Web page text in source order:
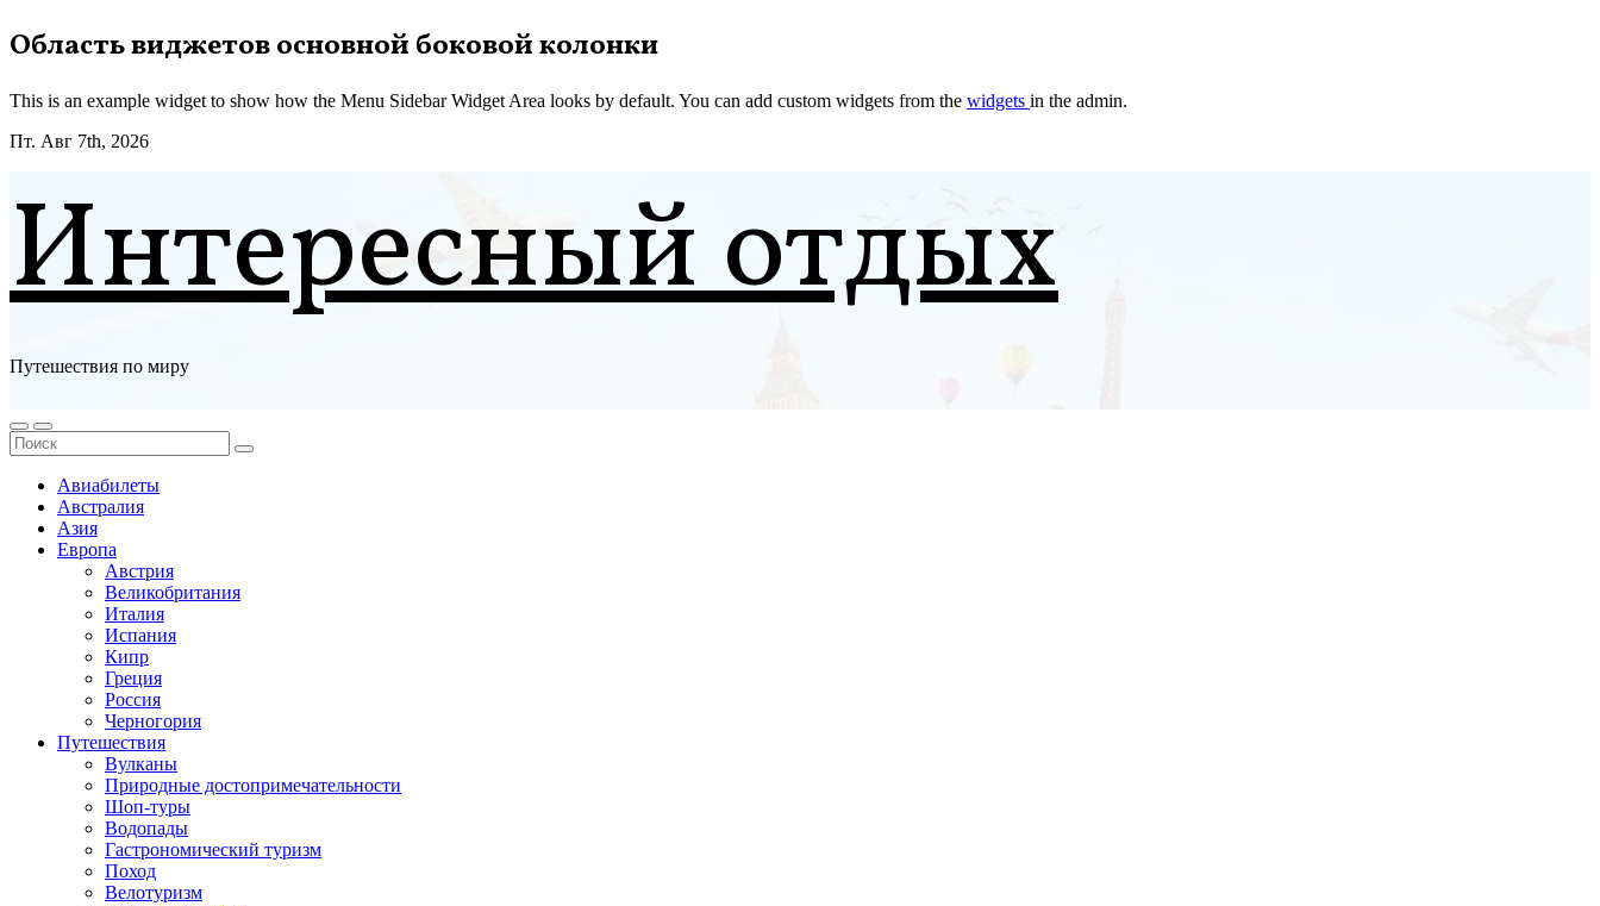
Перейти
к
Область виджетов основной боковой колонки
This is an example widget to show how the Menu Sidebar Widget Area looks by default. You can add custom widgets from the widgets in the admin.
Пт. Авг 7th, 2026
Интересный отдых
Путешествия по миру
Авиабилеты
Австралия
Азия
Европа
Австрия
Великобритания
Италия
Испания
Кипр
Греция
Россия
Черногория
Путешествия
Вулканы
Природные достопримечательности
Шоп-туры
Водопады
Гастрономический туризм
Поход
Велотуризм